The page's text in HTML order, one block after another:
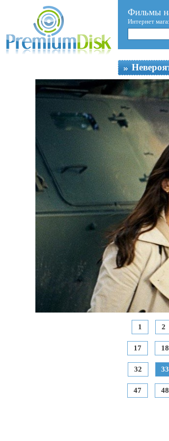
Фильмы
Интернет
1 2
17 18
32 33
47 48